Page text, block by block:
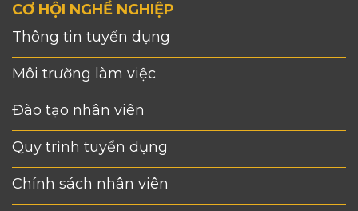
CƠ HỘI NGHỀ NGHIỆP
Thông tin tuyển dụng
Môi trường làm việc
Đào tạo nhân viên
Quy trình tuyển dụng
Chính sách nhân viên